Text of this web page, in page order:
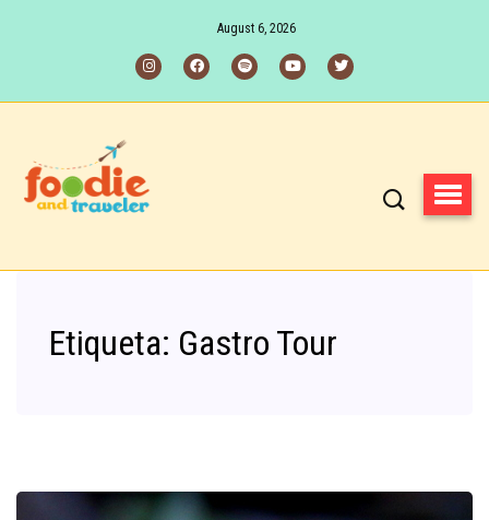
August 6, 2026
Etiqueta: Gastro Tour